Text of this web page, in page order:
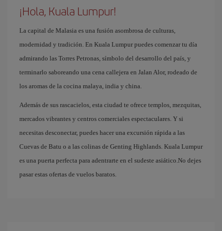
¡Hola, Kuala Lumpur!
La capital de Malasia es una fusión asombrosa de culturas,
modernidad y tradición. En Kuala Lumpur puedes comenzar tu día
admirando las Torres Petronas, símbolo del desarrollo del país, y
terminarlo saboreando una cena callejera en Jalan Alor, rodeado de
los aromas de la cocina malaya, india y china.
Además de sus rascacielos, esta ciudad te ofrece templos, mezquitas,
mercados vibrantes y centros comerciales espectaculares. Y si
necesitas desconectar, puedes hacer una excursión rápida a las
Cuevas de Batu o a las colinas de Genting Highlands. Kuala Lumpur
es una puerta perfecta para adentrarte en el sudeste asiático.No dejes
pasar estas ofertas de vuelos baratos.